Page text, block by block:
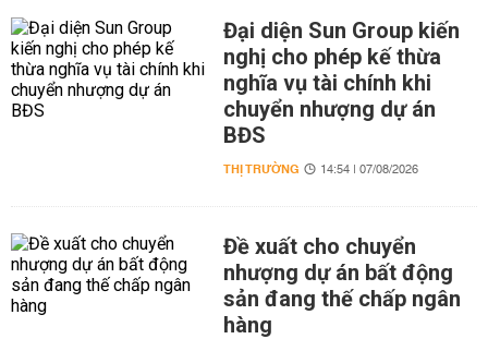
Đại diện Sun Group kiến
nghị cho phép kế thừa
nghĩa vụ tài chính khi
chuyển nhượng dự án
BĐS
THỊ TRƯỜNG 14:54 | 07/08/2026
Đề xuất cho chuyển
nhượng dự án bất động
sản đang thế chấp ngân
hàng